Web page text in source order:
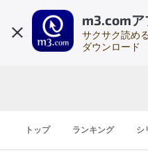
m3.comア
サクサク読め
ダウンロード
トップ ランキング シ